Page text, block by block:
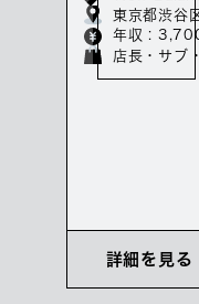
東京都渋谷
年収 :
店長・サブ
詳細を見る